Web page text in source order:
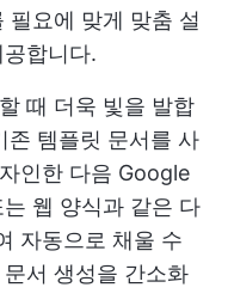
필요에 맞게 맞춤 설
합니다.
때 더욱 빛을 발합
템플릿 문서를 사
인한 다음 Google
웹 양식과 같은 다
자동으로 채울 수
서 생성을 간소화